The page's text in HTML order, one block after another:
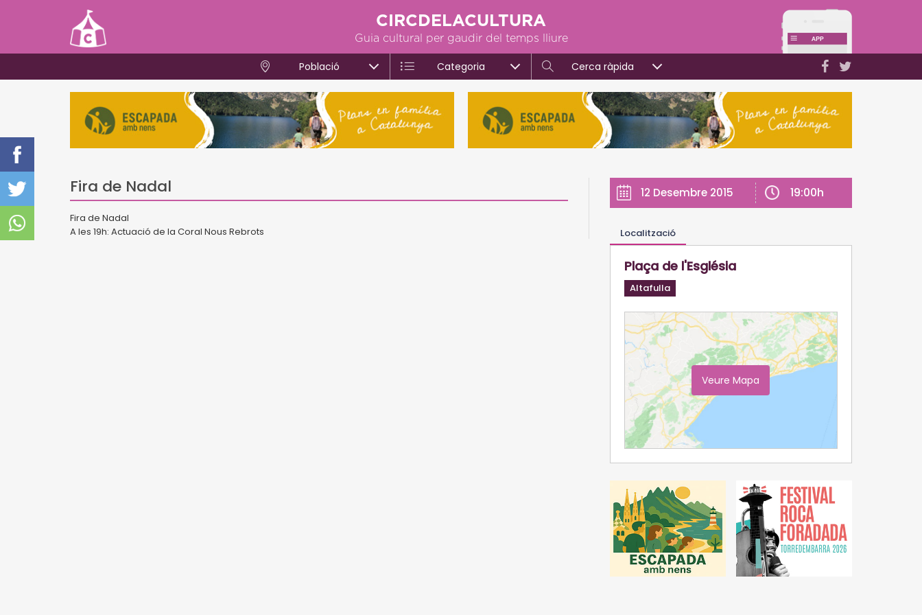
CIRCDELACULTURA
Guia cultural per gaudir del temps lliure
Població Categoria Cerca ràpida
Fira de Nadal
Fira de Nadal
A les 19h: Actuació de la Coral Nous Rebrots
12 Desembre 2015 19:00h
Localització
Plaça de l'Església
Altafulla
Veure Mapa